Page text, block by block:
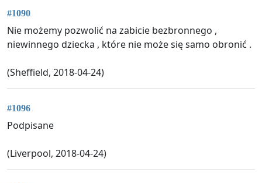
#1090
Nie możemy pozwolić na zabicie bezbronnego ,
niewinnego dziecka , które nie może się samo obronić .
(Sheffield, 2018-04-24)
#1096
Podpisane
(Liverpool, 2018-04-24)